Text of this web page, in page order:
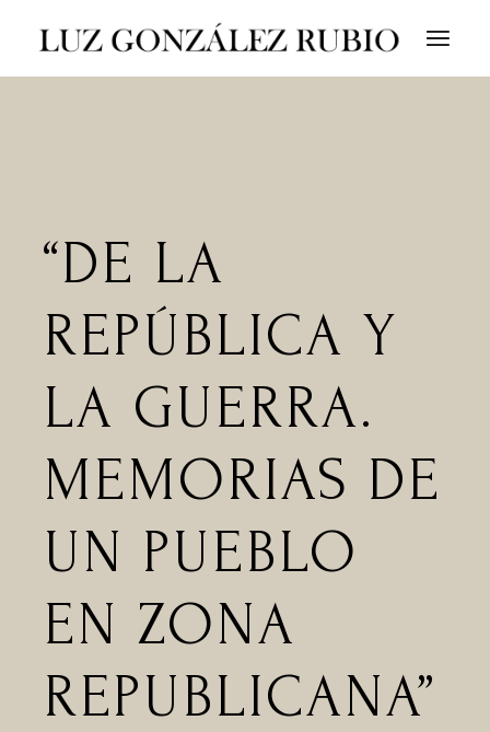
“DE LA
REPÚBLICA Y
LA GUERRA.
MEMORIAS DE
UN PUEBLO
EN ZONA
REPUBLICANA”